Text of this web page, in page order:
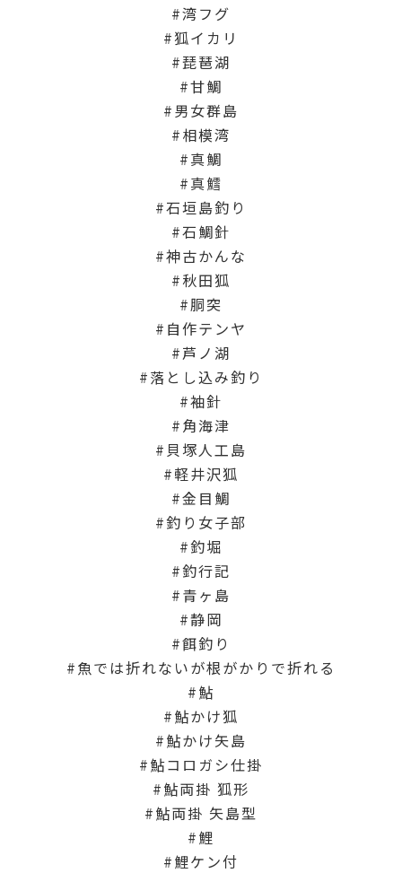
湾フグ
狐イカリ
琵琶湖
甘鯛
男女群島
相模湾
真鯛
真鱈
石垣島釣り
石鯛針
神古かんな
秋田狐
胴突
自作テンヤ
芦ノ湖
落とし込み釣り
袖針
角海津
貝塚人工島
軽井沢狐
金目鯛
釣り女子部
釣堀
釣行記
青ヶ島
静岡
餌釣り
魚では折れないが根がかりで折れる
鮎
鮎かけ狐
鮎かけ矢島
鮎コロガシ仕掛
鮎両掛 狐形
鮎両掛 矢島型
鯉
鯉ケン付